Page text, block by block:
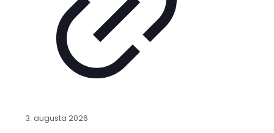
3. augusta 2026